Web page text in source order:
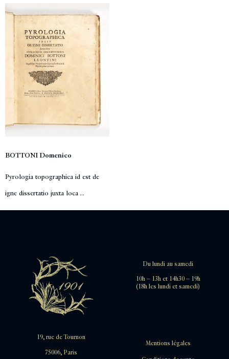
BOTTONI Domenico
Pyrologia topographica id est de
igne dissertatio juxta loca ...
Du lundi au samedi
10h – 13h et 14h30 – 19h
(18h les lundi et samedi)
19, rue de Tournon
75006, Paris
Mentions légales